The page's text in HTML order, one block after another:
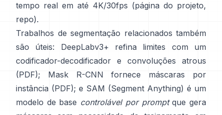
tempo real em até 4K/30fps (página do projeto,
repo).
Trabalhos de segmentação relacionados também
são úteis:
DeepLabv3+ refina limites com um
codificador-decodificador e convoluções atrous
(PDF); Mask R-CNN fornece máscaras por
instância (PDF); e SAM (Segment Anything) é um
modelo de base controlável por promptque gera